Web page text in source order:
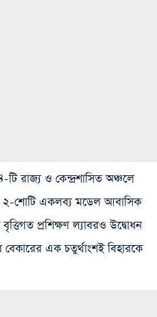
টি রাজ্য ও কেন্দ্রশাসিত অঞ্চলে
শোটি একলব্য মডেল আবাসিক
প্রশিক্ষণ ল্যাবরও উদ্বোধন
এক চতুর্থাংশই বিহারকে